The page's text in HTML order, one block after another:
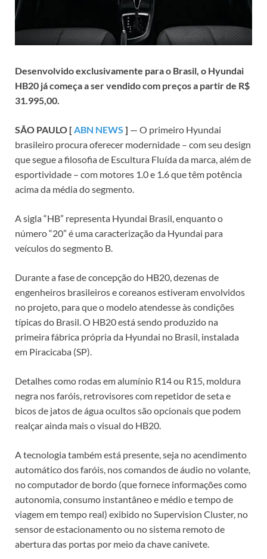
Desenvolvido exclusivamente para o Brasil, o Hyundai
HB20 já começa a ser vendido com preços a partir de R$
31.995,00.
SÃO PAULO [ ABN NEWS ] — O primeiro Hyundai
brasileiro procura oferecer modernidade – com seu design
que segue a filosofia de Escultura Fluída da marca, além de
esportividade – com motores 1.0 e 1.6 que têm potência
acima da média do segmento.
A sigla “HB” representa Hyundai Brasil, enquanto o
número “20” é uma caracterização da Hyundai para
veículos do segmento B.
Durante a fase de concepção do HB20, dezenas de
engenheiros brasileiros e coreanos estiveram envolvidos
no projeto, para que o modelo atendesse às condições
típicas do Brasil. O HB20 está sendo produzido na
primeira fábrica própria da Hyundai no Brasil, instalada
em Piracicaba (SP).
Detalhes como rodas em alumínio R14 ou R15, moldura
negra nos faróis, retrovisores com repetidor de seta e
bicos de jatos de água ocultos são opcionais que podem
realçar ainda mais o visual do HB20.
A tecnologia também está presente, seja no acendimento
automático dos faróis, nos comandos de áudio no volante,
no computador de bordo (que fornece informações como
autonomia, consumo instantâneo e médio e tempo de
viagem em tempo real) exibido no Supervision Cluster, no
sensor de estacionamento ou no sistema remoto de
abertura das portas por meio da chave canivete.